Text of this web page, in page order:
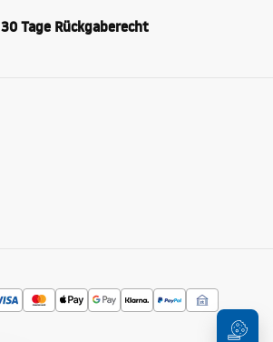
30 Tage Rückgaberecht